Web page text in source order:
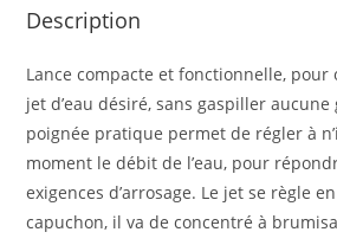
Description
Lance compacte et fonctionnelle,
jet d’eau désiré, sans gaspiller aucune
poignée pratique permet de régler à
moment le débit de l’eau, pour
exigences d’arrosage. Le jet se règle
capuchon, il va de concentré à